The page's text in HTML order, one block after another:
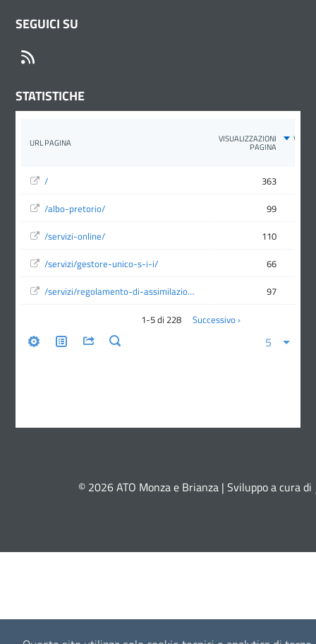
SEGUICI SU
STATISTICHE
© 2026 ATO Monza e Brianza | Sviluppo a cura di